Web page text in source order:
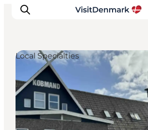
Inspiratie
Bestemmingen
Wat te doen
Accommodaties
Local Specialties